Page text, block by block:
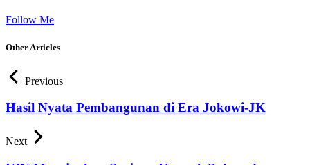
Follow Me
Other Articles
Previous
Hasil Nyata Pembangunan di Era Jokowi-JK
Next